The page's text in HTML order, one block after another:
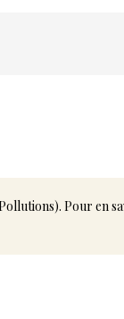
Pollutions). Pour en